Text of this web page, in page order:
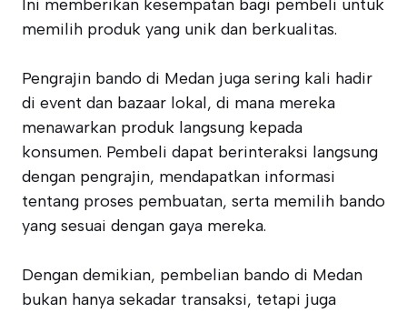
Ini memberikan kesempatan bagi pembeli untuk
memilih produk yang unik dan berkualitas.
Pengrajin bando di Medan juga sering kali hadir
di event dan bazaar lokal, di mana mereka
menawarkan produk langsung kepada
konsumen. Pembeli dapat berinteraksi langsung
dengan pengrajin, mendapatkan informasi
tentang proses pembuatan, serta memilih bando
yang sesuai dengan gaya mereka.
Dengan demikian, pembelian bando di Medan
bukan hanya sekadar transaksi, tetapi juga